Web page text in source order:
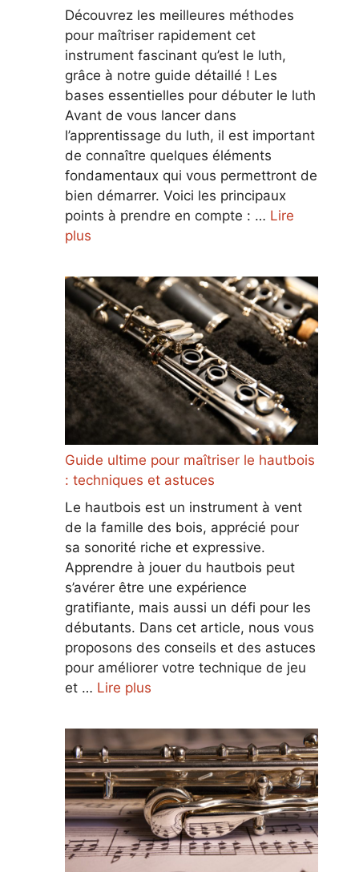
Découvrez les meilleures méthodes
pour maîtriser rapidement cet
instrument fascinant qu’est le luth,
grâce à notre guide détaillé ! Les
bases essentielles pour débuter le luth
Avant de vous lancer dans
l’apprentissage du luth, il est important
de connaître quelques éléments
fondamentaux qui vous permettront de
bien démarrer. Voici les principaux
points à prendre en compte : … Lire
plus
Guide ultime pour maîtriser le hautbois
: techniques et astuces
Le hautbois est un instrument à vent
de la famille des bois, apprécié pour
sa sonorité riche et expressive.
Apprendre à jouer du hautbois peut
s’avérer être une expérience
gratifiante, mais aussi un défi pour les
débutants. Dans cet article, nous vous
proposons des conseils et des astuces
pour améliorer votre technique de jeu
et … Lire plus